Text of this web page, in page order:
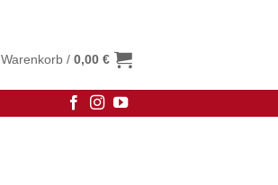
Warenkorb / 0,00 €